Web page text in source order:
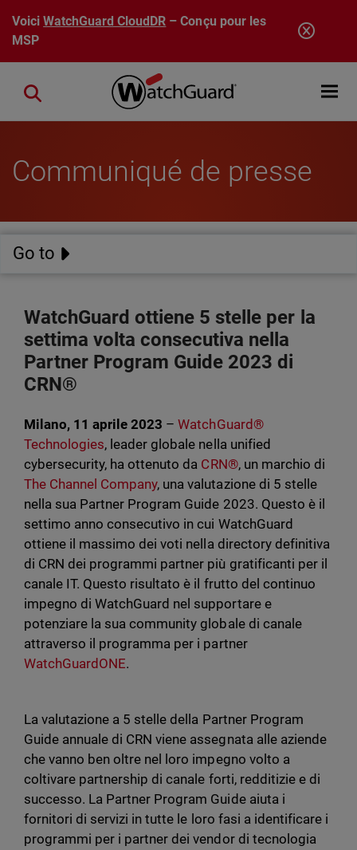
Aller au contenu principal
VoiciWatchGuard CloudDR – Conçu pour les
MSP
Open
Close search
Communiqué de presse
Go to
WatchGuard ottiene 5 stelle per la
settima volta consecutiva nella
Partner Program Guide 2023 di
CRN®
Milano, 11 aprile 2023 –WatchGuard®
Technologies, leader globale nella unified
cybersecurity, ha ottenuto da CRN®, un marchio di
The Channel Company, una valutazione di 5 stelle
nella sua Partner Program Guide 2023. Questo è il
settimo anno consecutivo in cui WatchGuard
ottiene il massimo dei voti nella directory definitiva
di CRN dei programmi partner più gratificanti per il
canale IT. Questo risultato è il frutto del continuo
impegno di WatchGuard nel supportare e
potenziare la sua community globale di canale
attraverso il programma per i partner
WatchGuardONE.
La valutazione a 5 stelle della Partner Program
Guide annuale di CRN viene assegnata alle aziende
che vanno ben oltre nel loro impegno volto a
coltivare partnership di canale forti, redditizie e di
successo. La Partner Program Guide aiuta i
fornitori di servizi in tutte le loro fasi a identificare i
programmi per i partner dei vendor di tecnologia